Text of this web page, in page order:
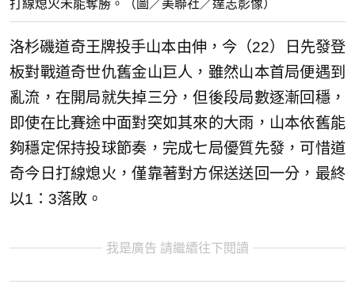
打線熄火未能奪勝。（圖／美聯社／達志影像）
洛杉磯道奇王牌投手山本由伸，今（22）日先發登
板對戰道奇世仇舊金山巨人，雖然山本首局便遇到
亂流，在開局就失掉三分，但後段局數逐漸回穩，
即使在比賽途中面對突如其來的大雨，山本依舊能
夠穩定保持投球節奏，完成七局優質先發，可惜道
奇今日打線熄火，僅靠著對方保送送回一分，最終
以1：3落敗。
我是廣告 請繼續往下閱讀